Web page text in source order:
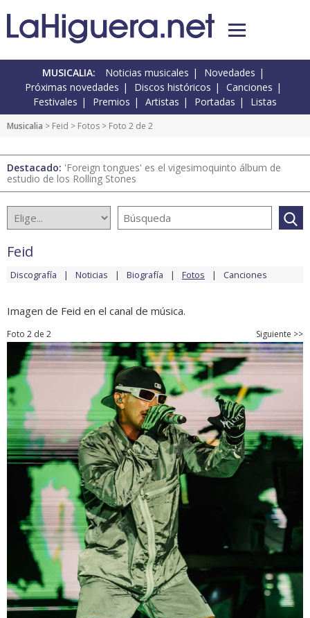
MUSICALIA: Noticias musicales
Novedades
Próximas novedades
Discos históricos
Canciones
Festivales
Premios Artistas Portadas Listas
Musicalia > Feid > Fotos > Foto 2 de 2
Destacado: 'Foreign tongues' es el vigesimoquinto álbum de
estudio de los Rolling Stones
Feid
Discografía Noticias Biografía Fotos Canciones
Imagen de Feid en el canal de música.
Foto 2 de 2 Siguiente >>